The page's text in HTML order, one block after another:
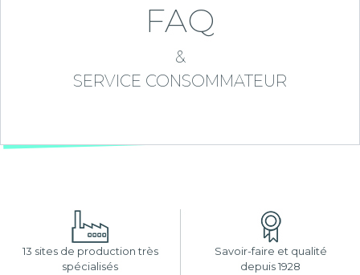
FAQ
&
SERVICE CONSOMMATEUR
13 sites de production très
spécialisés
Savoir-faire et qualité
depuis 1928